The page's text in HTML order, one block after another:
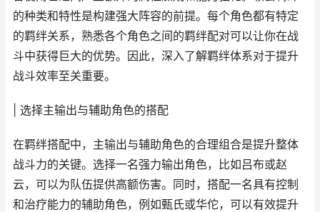
的种类和特性是构建强大阵容的前提。每个角色都有特定
的羁绊关系，熟悉各个角色之间的羁绊配对可以让你在战
斗中获得巨大的优势。因此，深入了解羁绊体系对于提升
战斗效率至关重要。
| 选择主输出与辅助角色的搭配
在羁绊搭配中，主输出与辅助角色的合理组合是提升整体
战斗力的关键。选择一名强力输出角色，比如吕布或赵
云，可以为队伍提供高额伤害。同时，搭配一名具有控制
和治疗能力的辅助角色，例如甄氏或华佗，可以有效提升